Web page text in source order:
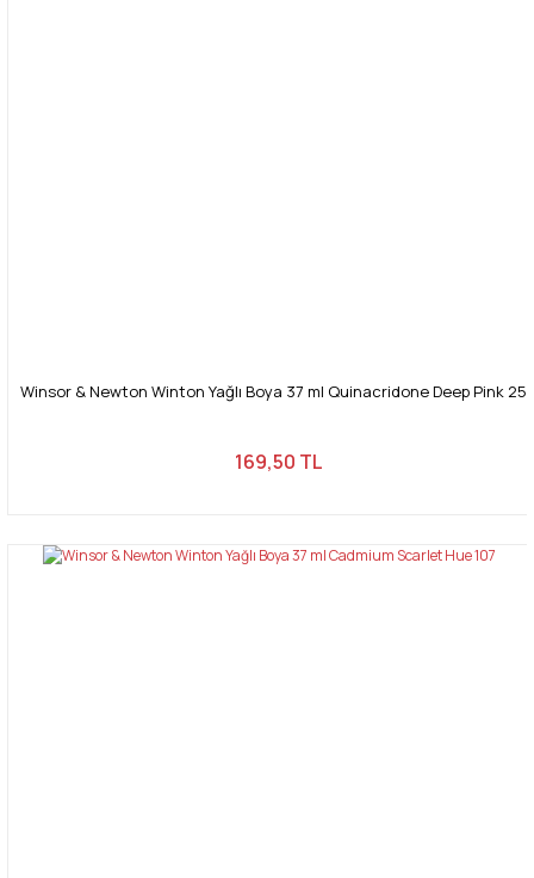
Winsor & Newton Winton Yağlı Boya 37 ml Quinacridone Deep Pink
169,50 TL